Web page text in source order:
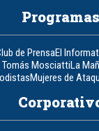
Programas
de PrensaEl
MosciattiLa
Mujeres de